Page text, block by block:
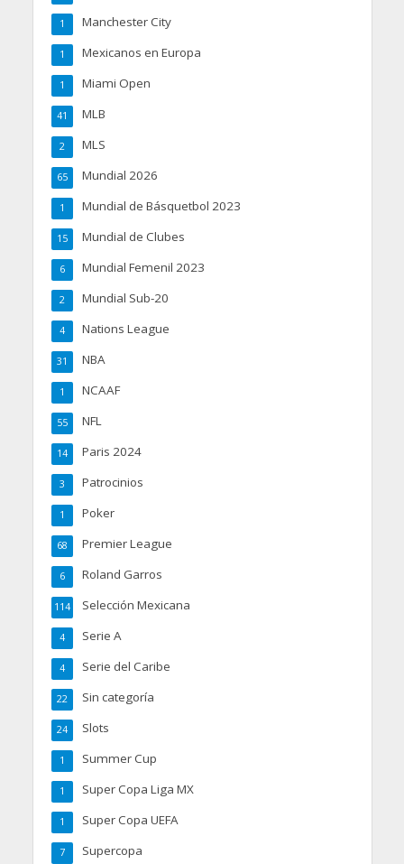
Manchester City
1
Mexicanos en Europa
1
Miami Open
1
MLB
41
MLS
2
Mundial 2026
65
Mundial de Básquetbol 2023
1
Mundial de Clubes
15
Mundial Femenil 2023
6
Mundial Sub-20
2
Nations League
4
NBA
31
NCAAF
1
NFL
55
Paris 2024
14
Patrocinios
3
Poker
1
Premier League
68
Roland Garros
6
Selección Mexicana
114
Serie A
4
Serie del Caribe
4
Sin categoría
22
Slots
24
Summer Cup
1
Super Copa Liga MX
1
Super Copa UEFA
1
Supercopa
7